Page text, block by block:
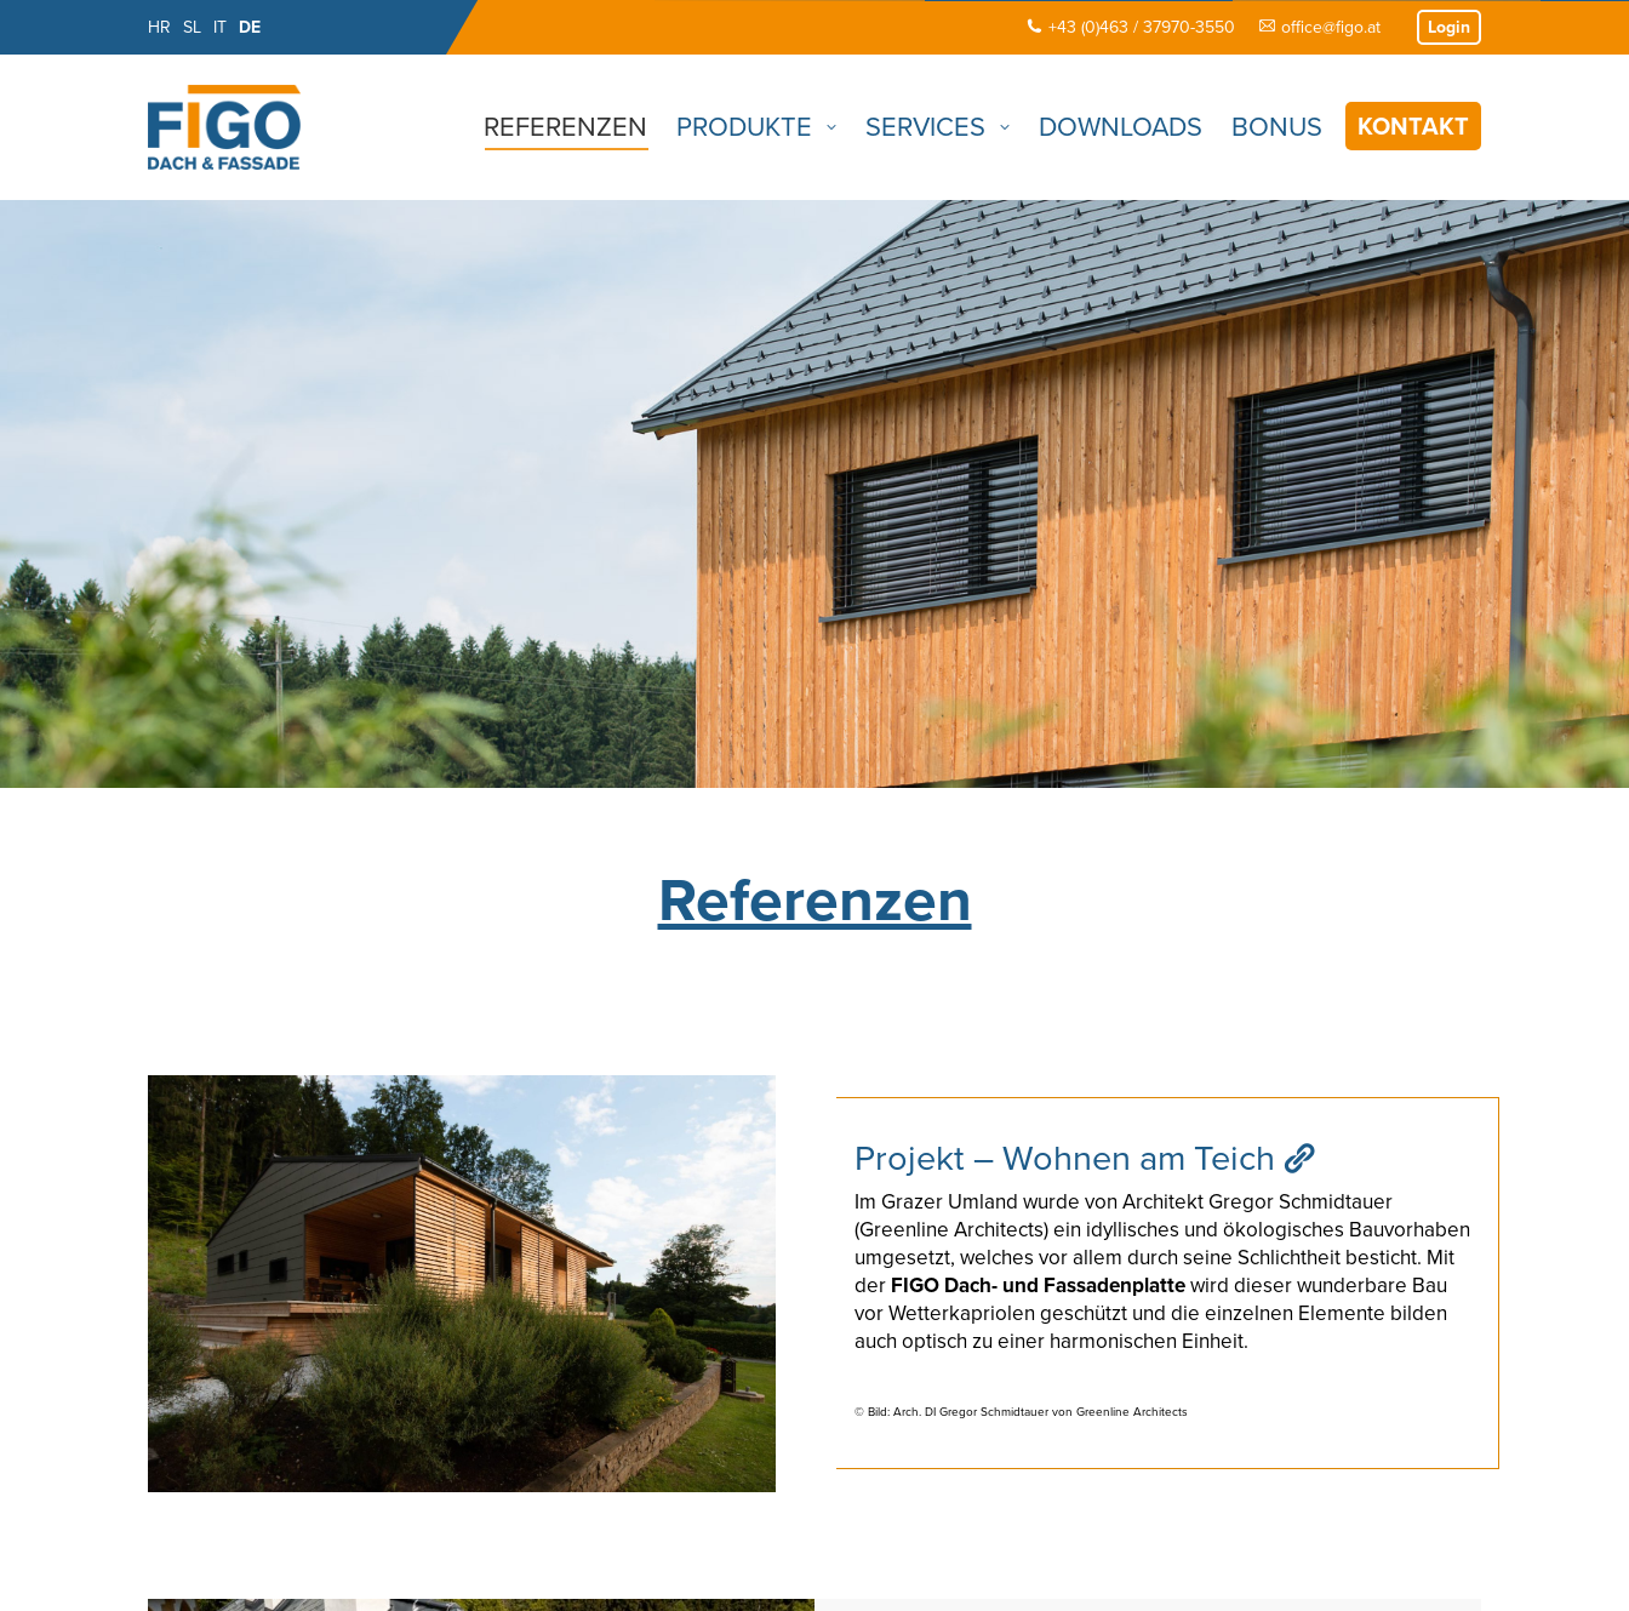
HR SL IT DE +43 (0)463 / 37970-3550 office@figo.at Login
REFERENZEN PRODUKTE SERVICES DOWNLOADS BONUS KONTAKT
Referenzen
Projekt – Wohnen am Teich
Im Grazer Umland wurde von Architekt Gregor Schmidtauer
(Greenline Architects) ein idyllisches und ökologisches Bauvorhaben
umgesetzt, welches vor allem durch seine Schlichtheit besticht. Mit
der FIGO Dach- und Fassadenplattewird dieser wunderbare Bau
vor Wetterkapriolen geschützt und die einzelnen Elemente bilden
auch optisch zu einer harmonischen Einheit.
© Bild: Arch. DI Gregor Schmidtauer von Greenline Architects